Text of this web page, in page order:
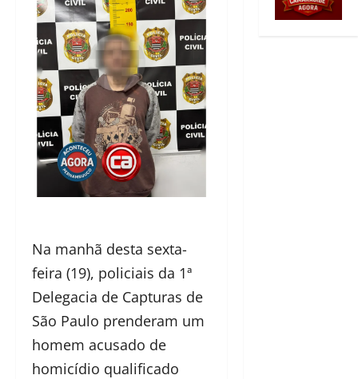
Na manhã desta sexta-
feira (19), policiais da 1ª
Delegacia de Capturas de
São Paulo prenderam um
homem acusado de
homicídio qualificado